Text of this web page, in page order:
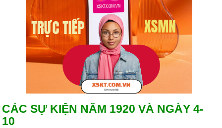
CÁC SỰ KIỆN NĂM 1920 VÀ NGÀY 4-
10